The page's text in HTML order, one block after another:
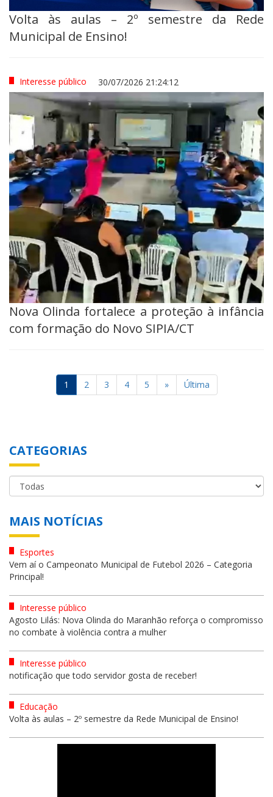
Volta às aulas – 2º semestre da Rede
Municipal de Ensino!
Interesse público 30/07/2026 21:24:12
Nova Olinda fortalece a proteção à infância
com formação do Novo SIPIA/CT
1 2 3 4 5 » Última
CATEGORIAS
MAIS NOTÍCIAS
Esportes
Vem aí o Campeonato Municipal de Futebol 2026 – Categoria
Principal!
Interesse público
Agosto Lilás: Nova Olinda do Maranhão reforça o compromisso
no combate à violência contra a mulher
Interesse público
notificação que todo servidor gosta de receber!
Educação
Volta às aulas – 2º semestre da Rede Municipal de Ensino!